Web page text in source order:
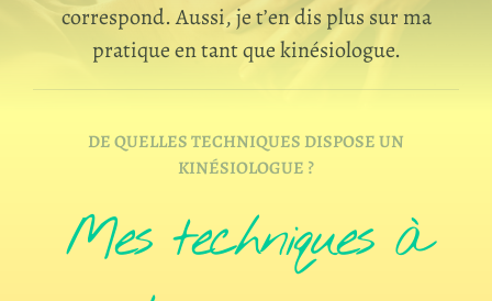
correspond. Aussi, je t’en dis plus sur ma
pratique en tant que kinésiologue.
DE QUELLES TECHNIQUES DISPOSE UN
KINÉSIOLOGUE ?
Mes techniques à